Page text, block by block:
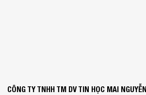
CÔNG TY TNHH TM DV TIN HỌC MAI NGUYỄN